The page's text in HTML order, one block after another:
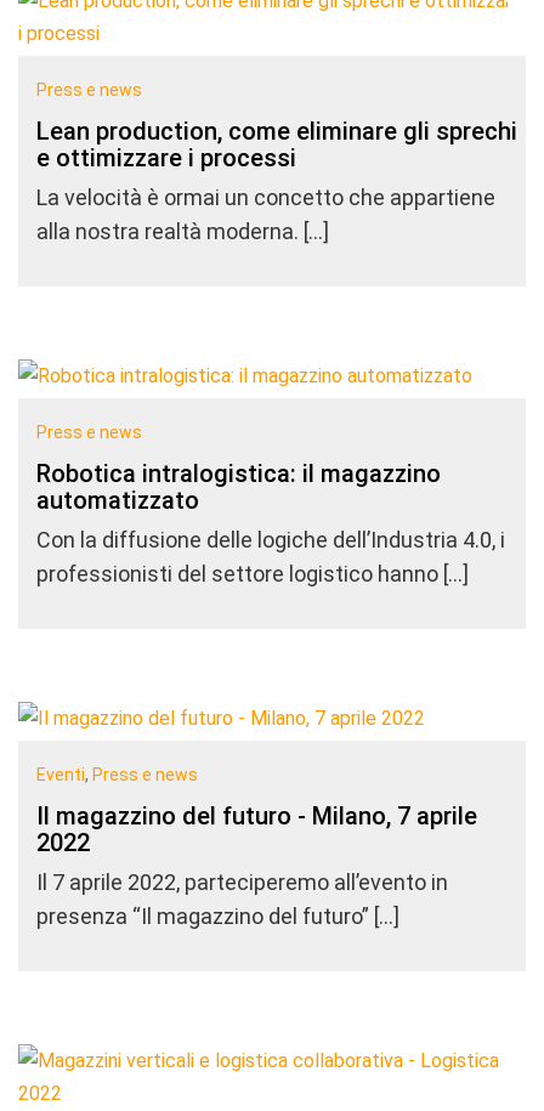
Press e news
Lean production, come eliminare gli sprechi
e ottimizzare i processi
La velocità è ormai un concetto che appartiene
alla nostra realtà moderna. […]
Press e news
Robotica intralogistica: il magazzino
automatizzato
Con la diffusione delle logiche dell’Industria 4.0, i
professionisti del settore logistico hanno […]
Eventi, Press e news
Il magazzino del futuro - Milano, 7 aprile
2022
Il 7 aprile 2022, parteciperemo all’evento in
presenza “Il magazzino del futuro” […]